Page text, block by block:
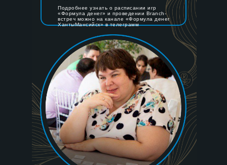
Подробнее узнать о расписании игр
«Формула денег» и проведении Branch-
встреч можно на канале «Формула денег
ХантыМансийск» в телеграмм